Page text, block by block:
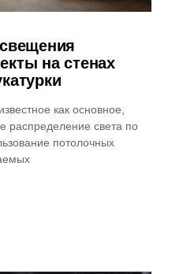
на стенах
как основное,
распределение света по
потолочных